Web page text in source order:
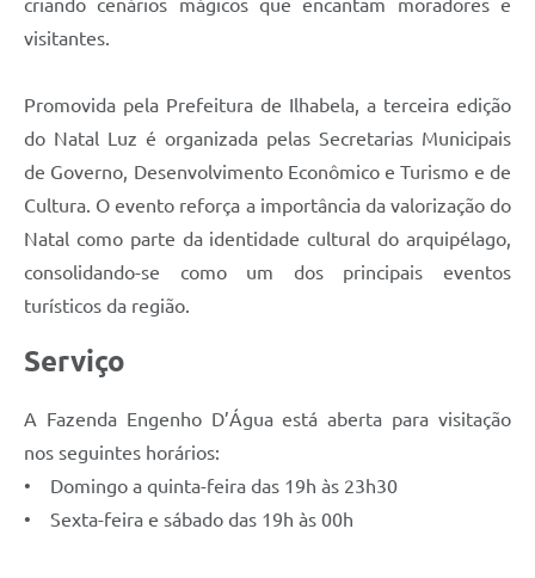
visitantes.
Promovida pela Prefeitura de Ilhabela, a terceira edição
do Natal Luz é organizada pelas Secretarias Municipais
de Governo, Desenvolvimento Econômico e Turismo e de
Cultura. O evento reforça a importância da valorização do
Natal como parte da identidade cultural do arquipélago,
consolidando-se como um dos principais eventos
turísticos da região.
Serviço
A Fazenda Engenho D’Água está aberta para visitação
nos seguintes horários:
• Domingo a quinta-feira das 19h às 23h30
• Sexta-feira e sábado das 19h às 00h